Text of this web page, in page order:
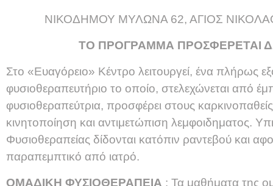
ΝΙΚΟΔΗΜΟΥ ΜΥΛΩΝΑ 62, ΑΓΙΟΣ
ΤΟ ΠΡΟΓΡΑΜΜΑ ΠΡΟΣΦΕΡΕΤΑΙ
Στο «Ευαγόρειο» Κέντρο λειτουργεί, ένα πλήρως
φυσιοθεραπευτήριο το οποίο, στελεχώνεται από
φυσιοθεραπεύτρια, προσφέρει στους
κινητοποίηση και αντιμετώπιση λεμφοιδηματος.
Φυσιοθεραπείας δίδονται κατόπιν ραντεβού και
παραπεμπτικό από ιατρό.
ΟΜΑΔΙΚΗ ΦΥΣΙΟΘΕΡΑΠΕΙΑ : Τα μαθήματα της